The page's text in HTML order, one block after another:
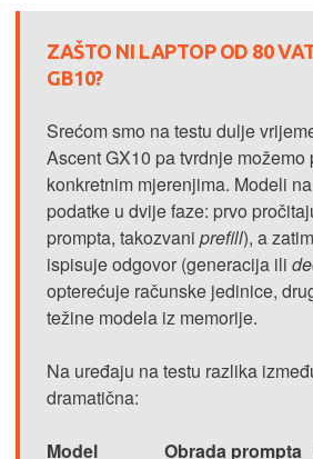
ZAŠTO NI LAPTOP OD 80
GB10?
Srećom smo na testu dulje
Ascent GX10 pa tvrdnje možemo
konkretnim mjerenjima. Modeli
podatke u dvije faze: prvo
prompta, takozvani prefill), a
ispisuje odgovor (generacija ili
opterećuje računske jedinice,
težine modela iz memorije.
Na uređaju na testu razlika
dramatična:
Model Obrada prompta